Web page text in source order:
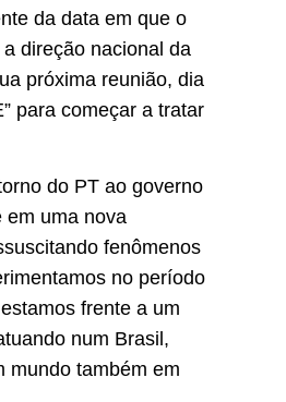
da data em que o
direção nacional da
próxima reunião, dia
para começar a tratar
do PT ao governo
em uma nova
fenômenos
no período
frente a um
num Brasil,
mundo também em